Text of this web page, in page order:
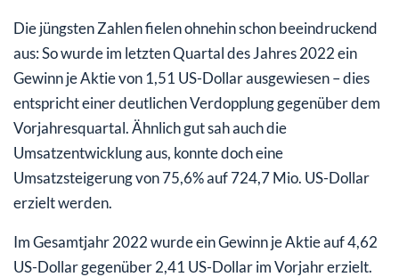
Die jüngsten Zahlen fielen ohnehin schon beeindruckend
aus: So wurde im letzten Quartal des Jahres 2022 ein
Gewinn je Aktie von 1,51 US-Dollar ausgewiesen – dies
entspricht einer deutlichen Verdopplung gegenüber dem
Vorjahresquartal. Ähnlich gut sah auch die
Umsatzentwicklung aus, konnte doch eine
Umsatzsteigerung von 75,6% auf 724,7 Mio. US-Dollar
erzielt werden.
Im Gesamtjahr 2022 wurde ein Gewinn je Aktie auf 4,62
US-Dollar gegenüber 2,41 US-Dollar im Vorjahr erzielt.